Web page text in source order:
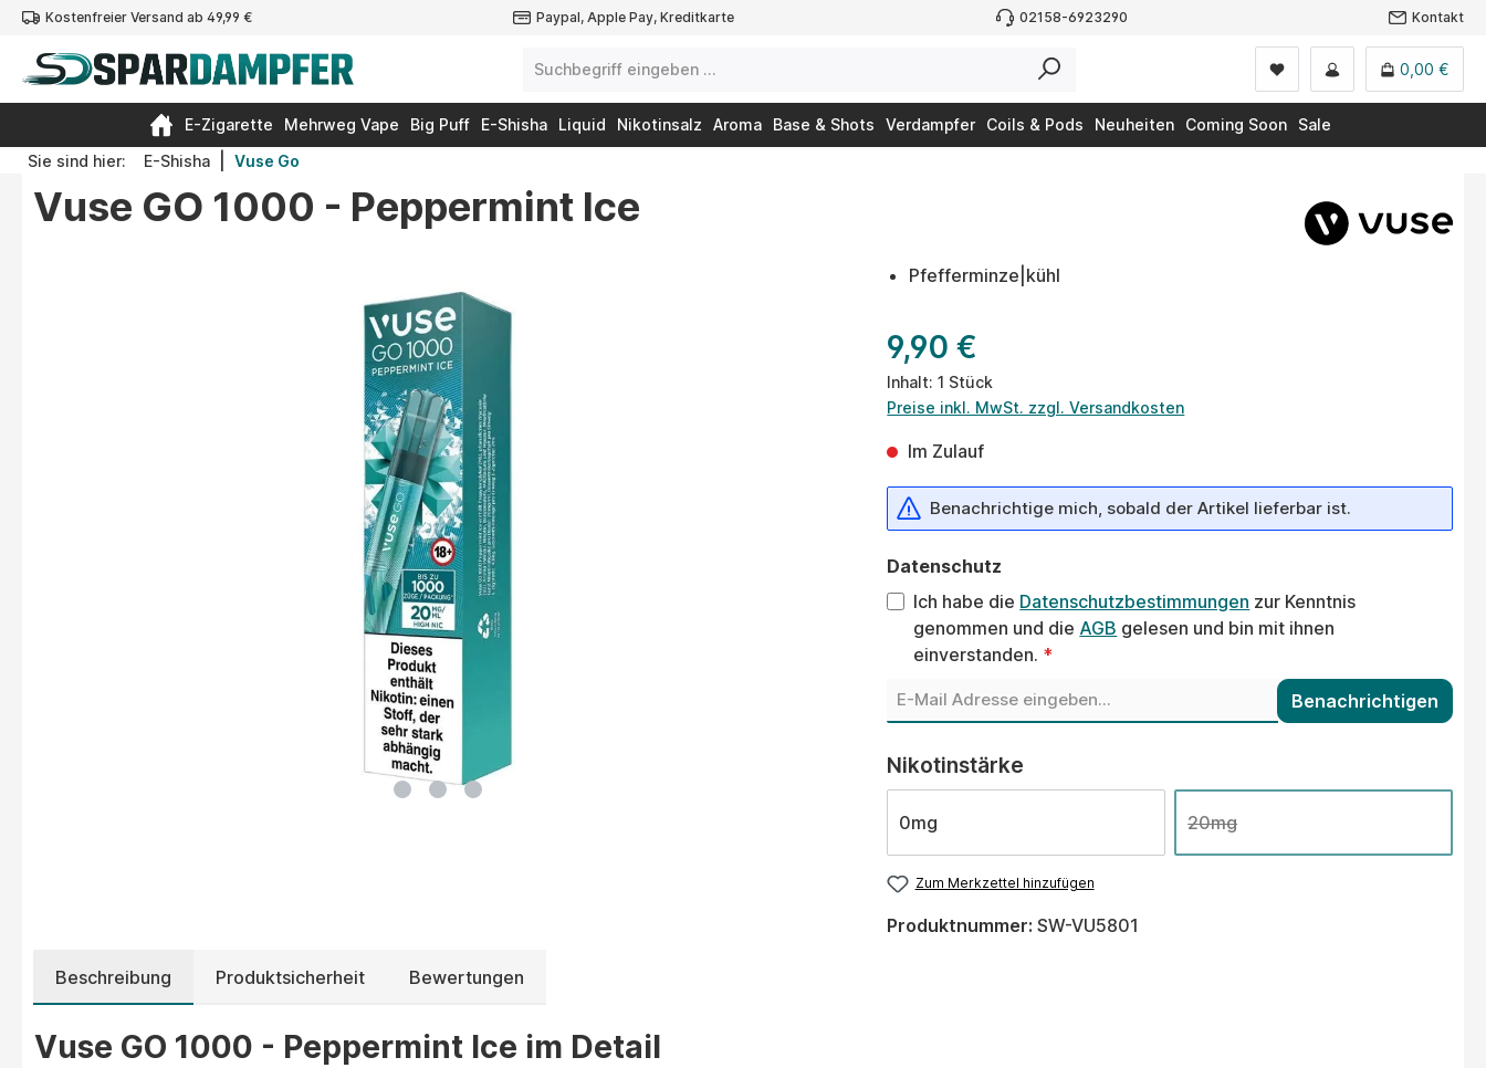
Zur Hauptnavigation springen
Kostenfreier Versand ab 49,99 € Paypal, Apple Pay, Kreditkarte 02158-6923290 Kontakt
0,00 €
E-Zigarette Mehrweg Vape Big Puff E-Shisha Liquid Nikotinsalz Aroma Base & Shots Verdampfer Coils & Pods Neuheiten Coming Soon
Sale
Sie sind hier:
E-Shisha Vuse Go
Vuse GO 1000 - Peppermint Ice
Pfefferminze|kühl
9,90 €
Inhalt:1 Stück
Preise inkl. MwSt. zzgl. Versandkosten
Im Zulauf
Benachrichtige mich, sobald der Artikel lieferbar ist.
Datenschutz
Ich habe die Datenschutzbestimmungen zur Kenntnis
genommen und die AGB gelesen und bin mit ihnen
einverstanden. *
Benachrichtigen
Nikotinstärke
0mg 20mg
Zum Merkzettel hinzufügen
Produktnummer:SW-VU5801
Beschreibung Produktsicherheit Bewertungen
Vuse GO 1000 - Peppermint Ice im Detail